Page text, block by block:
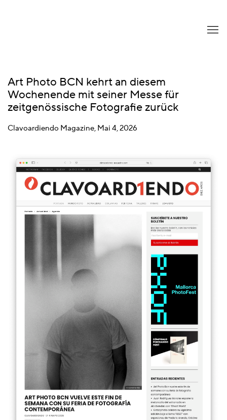
Art Photo BCN kehrt an diesem
Wochenende mit seiner Messe für
zeitgenössische Fotografie zurück
Clavoardiendo Magazine, Mai 4, 2026